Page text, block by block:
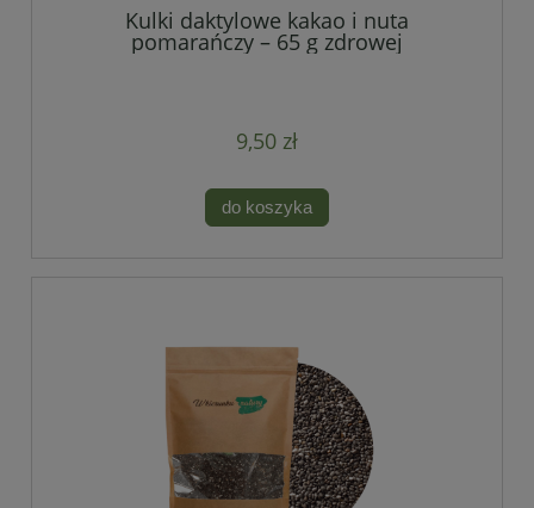
Kulki daktylowe kakao i nuta
pomarańczy – 65 g zdrowej
przyjemności
9,50 zł
do koszyka